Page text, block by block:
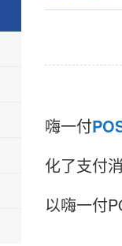
嗨一付
化了支付
以嗨一付